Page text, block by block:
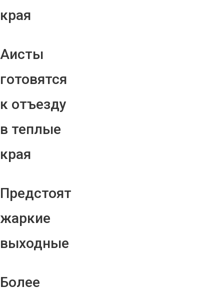
края
Аисты
готовятся
к отъезду
в теплые
края
Предстоят
жаркие
выходные
Более